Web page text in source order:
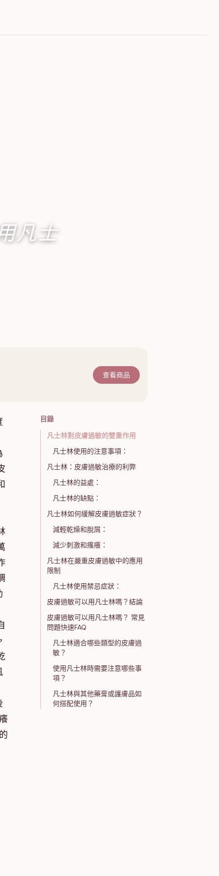
凡士
查看商品
目錄
凡士林對皮膚過敏的雙重作用
凡士林使用的注意事項：
凡士林：皮膚過敏治療的利弊
凡士林的益處：
凡士林的缺點：
凡士林如何緩解皮膚過敏症狀？
減輕乾燥和脫屑：
減少刺激和瘙癢：
凡士林在嚴重皮膚過敏中的應用
限制
凡士林使用禁忌症狀：
皮膚過敏可以用凡士林嗎？結論
皮膚過敏可以用凡士林嗎？ 常見
問題快速FAQ
凡士林適合哪些類型的皮膚過
敏？
使用凡士林時需要注意哪些事
項？
凡士林與其他藥膏或護膚品如
何搭配使用？